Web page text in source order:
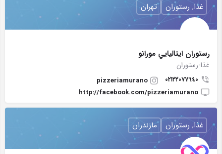
رستوران ايتاليايي مورانو
غذا-رستوران
٠٢١٢٢٠٧٧٦٤٠
pizzeriamurano
http://facebook.com/pizzeriamurano
غذا, رستوران تهران
غذا, رستوران مازندران